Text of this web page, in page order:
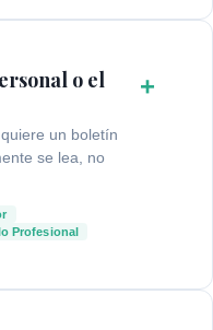
o el
un boletín
se lea, no
Profesional
+